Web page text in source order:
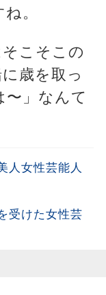
。
こそこの
歳を取っ
〜」なんて
人女性芸能人
受けた女性芸